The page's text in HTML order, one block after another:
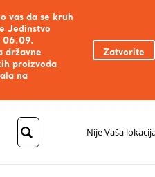
vas da se kruh
Jedinstvo
06.09.
državne
proizvoda
na
Zatvorite
Nije Vaša